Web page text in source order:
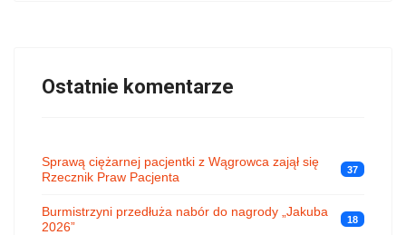
Ostatnie komentarze
Sprawą ciężarnej pacjentki z Wągrowca zajął się
Rzecznik Praw Pacjenta
37
Burmistrzyni przedłuża nabór do nagrody „Jakuba
2026”
18